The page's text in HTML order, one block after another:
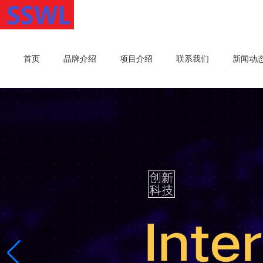
首页 品牌介绍 项目介绍 联系我们 新闻动